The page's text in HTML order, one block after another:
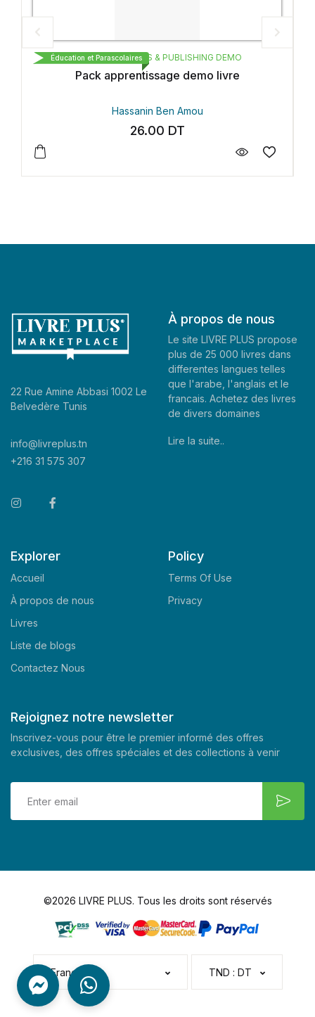
BOOKS & PUBLISHING DEMO
apprentissage demo livre
Éducation et Parascolaires
22 Rue Amine Abbasi 1002 Le
Belvedère Tunis
info@livreplus.tn
+216 31 575 307
À propos de nous
Le site LIVRE PLUS propose
plus de 25 000 livres dans
differentes langues telles
que l'arabe, l'anglais et le
francais. Achetez des livres
de divers domaines
Lire la suite..
Explorer
Accueil
À propos de nous
Livres
Liste de blogs
Contactez Nous
Policy
Terms Of Use
Privacy
Rejoignez notre newsletter
Inscrivez-vous pour être le premier informé des offres
exclusives, des offres spéciales et des collections à venir
©2026 LIVRE PLUS. Tous les droits sont réservés
Français TND : DT